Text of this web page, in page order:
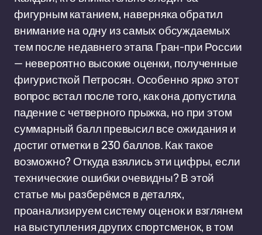
фигурным катанием, наверняка обратил
внимание на одну из самых обсуждаемых
тем после недавнего этапа Гран-при России
— невероятно высокие оценки, полученные
фигуристкой Петросян. Особенно ярко этот
вопрос встал после того, как она допустила
падение с четверного прыжка, но при этом
суммарный балл превысил все ожидания и
достиг отметки в 230 баллов. Как такое
возможно? Откуда взялись эти цифры, если
технические ошибки очевидны? В этой
статье мы разберёмся в деталях,
проанализируем систему оценок и взглянем
на выступления других спортсменок, в том